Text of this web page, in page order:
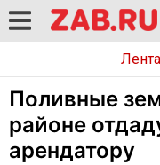
Лента
Поливные
районе
арендатору